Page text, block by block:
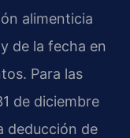
alimenticia
de la fecha en
Para las
de diciembre
deducción de